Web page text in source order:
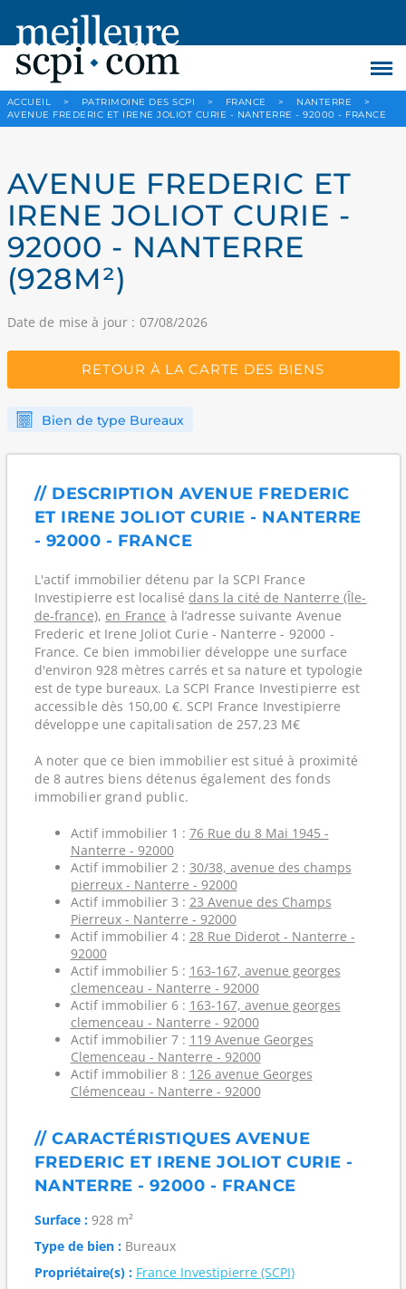
ACCUEIL > PATRIMOINE DES SCPI > FRANCE > NANTERRE
>
AVENUE FREDERIC ET IRENE JOLIOT CURIE - NANTERRE - 92000 - FRANCE
AVENUE FREDERIC ET
IRENE JOLIOT CURIE -
92000 - NANTERRE
(928M²)
Date de mise à jour : 07/08/2026
RETOUR À LA CARTE DES BIENS
Bien de type Bureaux
// DESCRIPTION AVENUE FREDERIC
ET IRENE JOLIOT CURIE - NANTERRE
- 92000 - FRANCE
L'actif immobilier détenu par la SCPI France
Investipierre est localisé dans la cité de Nanterre (Île-
de-france), en France à l’adresse suivante Avenue
Frederic et Irene Joliot Curie - Nanterre - 92000 -
France. Ce bien immobilier développe une surface
d'environ 928 mètres carrés et sa nature et typologie
est de type bureaux. La SCPI France Investipierre est
accessible dès 150,00 €. SCPI France Investipierre
développe une capitalisation de 257,23 M€
A noter que ce bien immobilier est situé à proximité
de 8 autres biens détenus également des fonds
immobilier grand public.
Actif immobilier 1 : 76 Rue du 8 Mai 1945 -
Nanterre - 92000
Actif immobilier 2 : 30/38, avenue des champs
pierreux - Nanterre - 92000
Actif immobilier 3 : 23 Avenue des Champs
Pierreux - Nanterre - 92000
Actif immobilier 4 : 28 Rue Diderot - Nanterre -
92000
Actif immobilier 5 : 163-167, avenue georges
clemenceau - Nanterre - 92000
Actif immobilier 6 : 163-167, avenue georges
clemenceau - Nanterre - 92000
Actif immobilier 7 : 119 Avenue Georges
Clemenceau - Nanterre - 92000
Actif immobilier 8 : 126 avenue Georges
Clémenceau - Nanterre - 92000
// CARACTÉRISTIQUES AVENUE
FREDERIC ET IRENE JOLIOT CURIE -
NANTERRE - 92000 - FRANCE
Surface :928 m²
Type de bien :Bureaux
Propriétaire(s) : France Investipierre (SCPI)